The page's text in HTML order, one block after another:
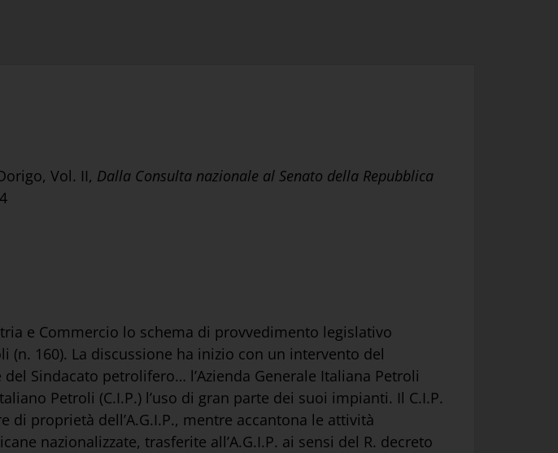
Vol. II, Dalla Consulta nazionale al Senato della Repubblica
e Commercio lo schema di provvedimento legislativo
(n. 160). La discussione ha inizio con un intervento del
Sindacato petrolifero… l’Azienda Generale Italiana Petroli
Petroli (C.I.P.) l’uso di gran parte dei suoi impianti. Il C.I.P.
proprietà dell’A.G.I.P., mentre accantona le attività
nazionalizzate, trasferite all’A.G.I.P. ai sensi del R. decreto